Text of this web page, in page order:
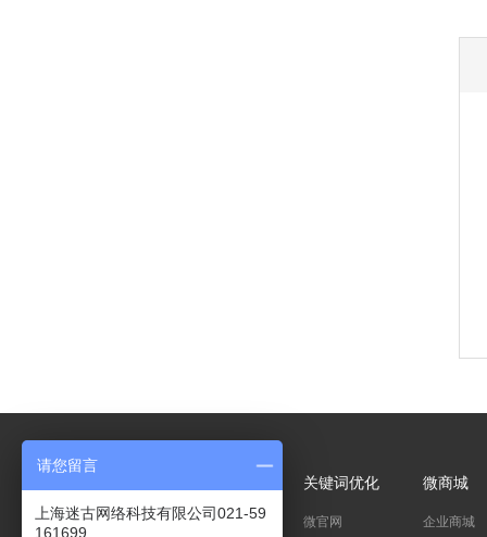
宣传类app 企业小程序
关键词优化
微官网
微商城
企业商城
请您留言
上海迷古网络科技有限公司021-59
161699